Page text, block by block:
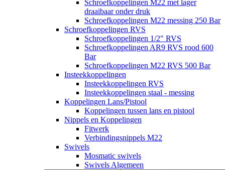
Schroefkoppelingen M22 met lager
draaibaar onder druk
Schroefkoppelingen M22 messing 250 Bar
Schroefkoppelingen RVS
Schroefkoppelingen 1/2" RVS
Schroefkoppelingen AR9 RVS rood 600
Bar
Schroefkoppelingen M22 RVS 500 Bar
Insteekkoppelingen
Insteekkoppelingen RVS
Insteekkoppelingen staal - messing
Koppelingen Lans/Pistool
Koppelingen tussen lans en pistool
Nippels en Koppelingen
Fitwerk
Verbindingsnippels M22
Swivels
Mosmatic swivels
Swivels Algemeen